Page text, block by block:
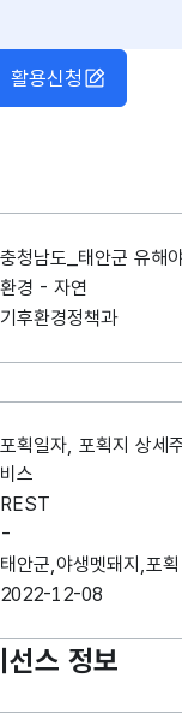
활용신청
충청남도_태안군 유해
환경 - 자연
기후환경정책과
포획일자, 포획지 상세
비스
REST
-
태안군,야생멧돼지,포획
2022-12-08
선스 정보